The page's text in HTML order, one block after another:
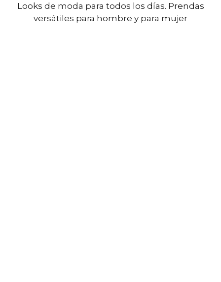
Looks de moda para todos los días. Prendas
versátiles para hombre y para mujer